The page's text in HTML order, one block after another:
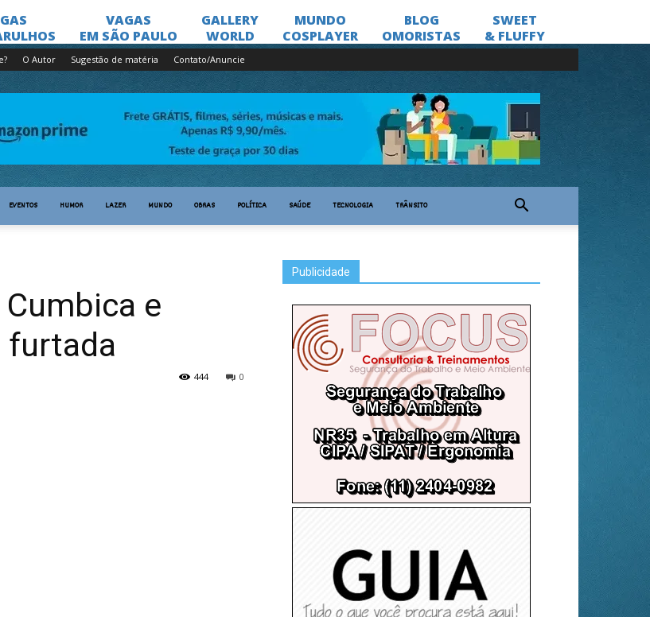
O Autor Sugestão de matéria Contato/Anuncie
EVENTOS HUMOR LAZER MUNDO OBRAS POLÍTICA SAÚDE TECNOLOGIA TRÂNSITO
e
furtada
0
444
Publicidade